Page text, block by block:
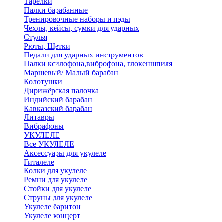
Палки барабанные
Тренировочные наборы и пэды
Чехлы, кейсы, сумки для ударных
Стулья
Рюты, Щетки
Педали для ударных инструментов
Палки ксилофона,виброфона, глокеншпиля
Маршевый/ Малый барабан
Колотушки
Дирижёрская палочка
Индийский барабан
Кавказский барабан
Литавры
Вибрафоны
УКУЛЕЛЕ
Все УКУЛЕЛЕ
Аксессуары для укулеле
Гиталеле
Колки для укулеле
Ремни для укулеле
Стойки для укулеле
Струны для укулеле
Укулеле баритон
Укулеле концерт